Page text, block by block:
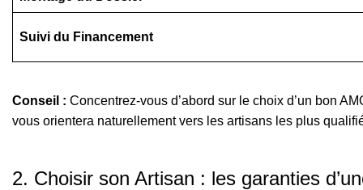
Suivi du Financement
Conseil : Concentrez-vous d’abord sur le choix d’un bon
vous orientera naturellement vers les artisans les plus
2. Choisir son Artisan : les garanties